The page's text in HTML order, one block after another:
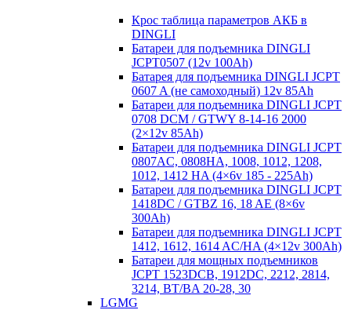
Крос таблица параметров АКБ в
DINGLI
Батареи для подъемника DINGLI
JCPT0507 (12v 100Ah)
Батарея для подъемника DINGLI JCPT
0607 A (не самоходный) 12v 85Ah
Батареи для подъемника DINGLI JCPT
0708 DCM / GTWY 8-14-16 2000
(2×12v 85Ah)
Батареи для подъемника DINGLI JCPT
0807AC, 0808HA, 1008, 1012, 1208,
1012, 1412 HA (4×6v 185 - 225Ah)
Батареи для подъемника DINGLI JCPT
1418DC / GTBZ 16, 18 AE (8×6v
300Ah)
Батареи для подъемника DINGLI JCPT
1412, 1612, 1614 AC/HA (4×12v 300Ah)
Батареи для мощных подъемников
JCPT 1523DCB, 1912DC, 2212, 2814,
3214, BT/BA 20-28, 30
LGMG